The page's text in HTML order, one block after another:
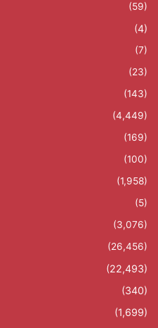
(59)
(4)
(7)
(23)
(143)
(4,449)
(169)
(100)
(1,958)
(5)
(3,076)
(26,456)
(22,493)
(340)
(1,699)